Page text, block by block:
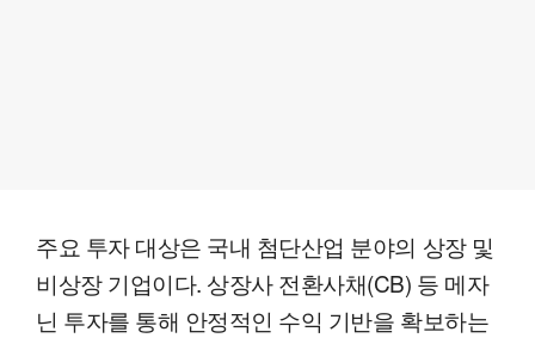
주요 투자 대상은 국내 첨단산업 분야의 상장 및
비상장 기업이다. 상장사 전환사채(CB) 등 메자
닌 투자를 통해 안정적인 수익 기반을 확보하는